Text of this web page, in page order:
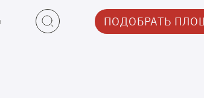
ПОДОБРАТЬ